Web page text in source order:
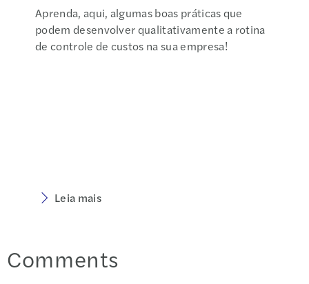
Aprenda, aqui, algumas boas práticas que
podem desenvolver qualitativamente a rotina
de controle de custos na sua empresa!
Leia mais
Comments